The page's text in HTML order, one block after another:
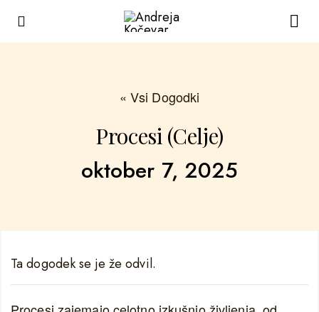
« Vsi Dogodki
Procesi (Celje)
oktober 7, 2025
Ta dogodek se je že odvil.